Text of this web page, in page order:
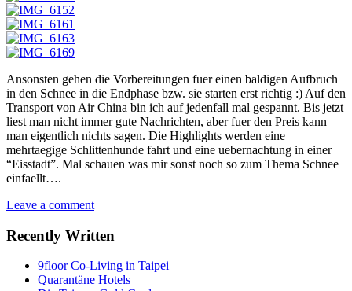
Ansonsten gehen die Vorbereitungen fuer einen baldigen Aufbruch
in den Schnee in die Endphase bzw. sie starten erst richtig :) Auf den
Transport von Air China bin ich auf jedenfall mal gespannt. Bis jetzt
liest man nicht immer gute Nachrichten, aber fuer den Preis kann
man eigentlich nichts sagen. Die Highlights werden eine
mehrtaegige Schlittenhunde fahrt und eine uebernachtung in einer
“Eisstadt”. Mal schauen was mir sonst noch so zum Thema Schnee
einfaellt….
Leave a comment
Recently Written
9floor Co-Living in Taipei
Quarantäne Hotels